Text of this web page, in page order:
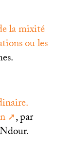
la mixité
ou les
, par